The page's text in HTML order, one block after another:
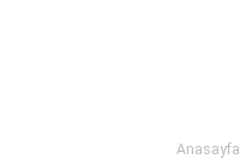
Anasayfa